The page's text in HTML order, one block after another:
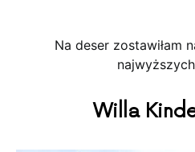
Na deser zostawiłam
Willa